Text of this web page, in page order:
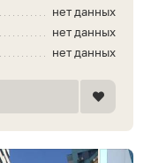
нет данных
нет данных
нет данных